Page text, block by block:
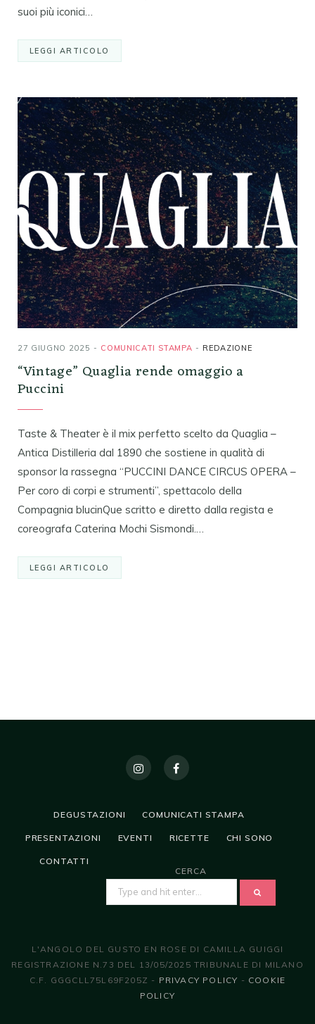
suoi più iconici…
LEGGI ARTICOLO
27 GIUGNO 2025 COMUNICATI STAMPA REDAZIONE
“Vintage” Quaglia rende omaggio a
Puccini
Taste & Theater è il mix perfetto scelto da Quaglia –
Antica Distilleria dal 1890 che sostiene in qualità di
sponsor la rassegna “PUCCINI DANCE CIRCUS OPERA –
Per coro di corpi e strumenti”, spettacolo della
Compagnia blucinQue scritto e diretto dalla regista e
coreografa Caterina Mochi Sismondi.…
LEGGI ARTICOLO
DEGUSTAZIONI COMUNICATI STAMPA
PRESENTAZIONI EVENTI RICETTE CHI SONO
CONTATTI
CERCA
L'ANGOLO DEL GUSTO EN ROSE DI CAMILLA GUIGGI
REGISTRAZIONE N.73 DEL 13/05/2025 TRIBUNALE DI MILANO
C.F. GGGCLL75L69F205Z - PRIVACY POLICY - COOKIE
POLICY